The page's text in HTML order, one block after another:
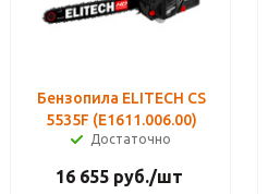
Бензопила ELITECH CS
5535F (E1611.006.00)
Достаточно
16 655руб./шт